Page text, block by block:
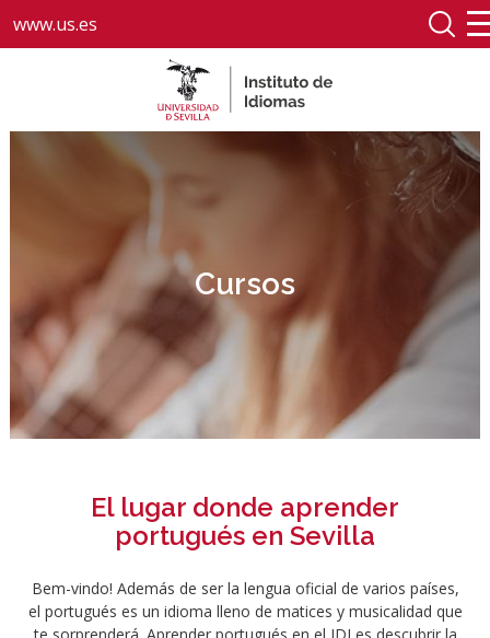
www.us.es
Cursos
El lugar donde aprender
portugués en Sevilla
Bem-vindo! Además de ser la lengua oficial de varios países,
el portugués es un idioma lleno de matices y musicalidad que
te sorprenderá. Aprender portugués en el IDI es descubrir la